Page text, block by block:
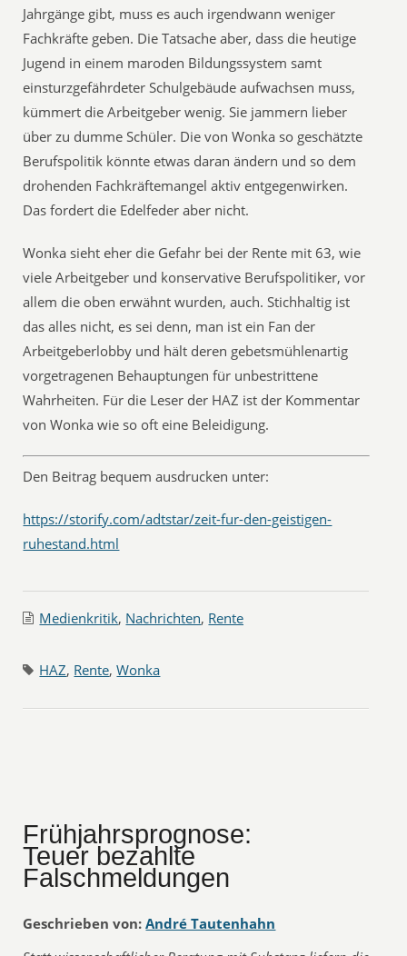
Jahrgänge gibt, muss es auch irgendwann weniger
Fachkräfte geben. Die Tatsache aber, dass die heutige
Jugend in einem maroden Bildungssystem samt
einsturzgefährdeter Schulgebäude aufwachsen muss,
kümmert die Arbeitgeber wenig. Sie jammern lieber
über zu dumme Schüler. Die von Wonka so geschätzte
Berufspolitik könnte etwas daran ändern und so dem
drohenden Fachkräftemangel aktiv entgegenwirken.
Das fordert die Edelfeder aber nicht.
Wonka sieht eher die Gefahr bei der Rente mit 63, wie
viele Arbeitgeber und konservative Berufspolitiker, vor
allem die oben erwähnt wurden, auch. Stichhaltig ist
das alles nicht, es sei denn, man ist ein Fan der
Arbeitgeberlobby und hält deren gebetsmühlenartig
vorgetragenen Behauptungen für unbestrittene
Wahrheiten. Für die Leser der HAZ ist der Kommentar
von Wonka wie so oft eine Beleidigung.
Den Beitrag bequem ausdrucken unter:
https://storify.com/adtstar/zeit-fur-den-geistigen-
ruhestand.html
Medienkritik, Nachrichten, Rente
HAZ, Rente,Wonka
Frühjahrsprognose:
Teuer bezahlte
Falschmeldungen
Geschrieben von: André Tautenhahn